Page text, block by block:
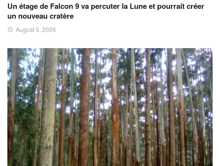
Un étage de Falcon 9 va percuter la Lune et pourrait créer
un nouveau cratère
August 5, 2026